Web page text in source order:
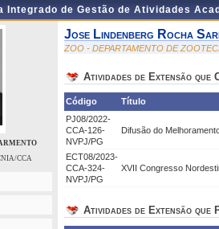
Integrado de Gestão de Atividades
CCA
Jose Lindenberg Rocha
ZOO - DEPARTAMENTO DE
Atividades de Extensão que
Código
Título
PJ08/2022-
CCA-126-
NVPJ/PG
Difusão do
ECT08/2023-
CCA-324-
NVPJ/PG
XVII Congresso
Atividades de Extensão que